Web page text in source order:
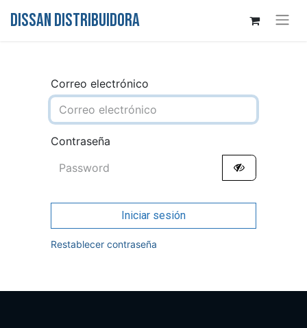
DISSAN DISTRIBUIDORA
Correo electrónico
Contraseña
Iniciar sesión
Restablecer contraseña